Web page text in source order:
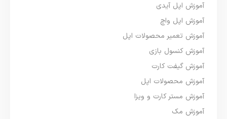
آموزش اپل آیدی
آموزش اپل واچ
آموزش تعمیر محصولات اپل
آموزش کنسول بازی
آموزش گیفت کارت
آموزش محصولات اپل
آموزش مستر کارت و ویزا
آموزش مک